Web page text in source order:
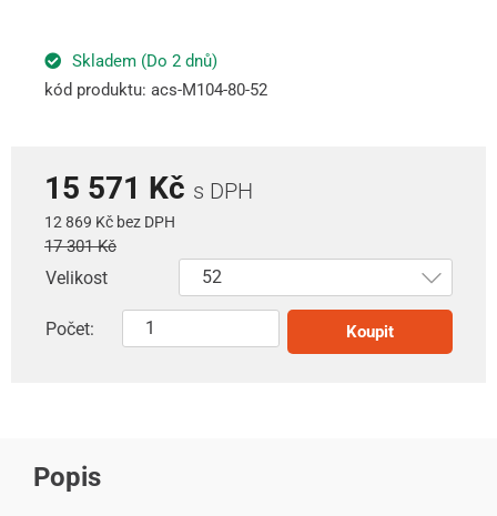
Skladem (Do 2 dnů)
kód produktu: acs-M104-80-52
15 571 Kč s DPH
12 869 Kč bez DPH
17 301 Kč
Velikost
Počet: Koupit
Popis